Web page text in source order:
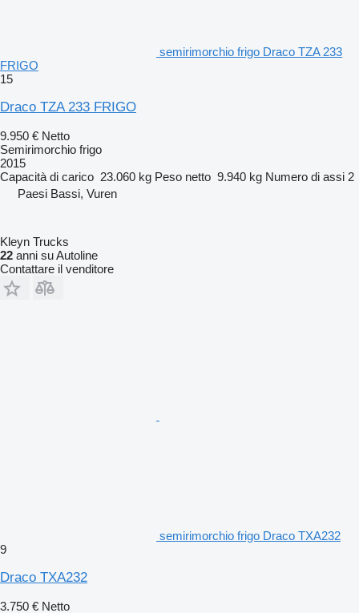
semirimorchio frigo Draco TZA 233
FRIGO
15
Draco TZA 233 FRIGO
9.950 € Netto
Semirimorchio frigo
2015
Capacità di carico 23.060 kg Peso netto 9.940 kg Numero di assi 2
Paesi Bassi, Vuren
Kleyn Trucks
22 anni su Autoline
Contattare il venditore
semirimorchio frigo Draco TXA232
9
Draco TXA232
3.750 € Netto